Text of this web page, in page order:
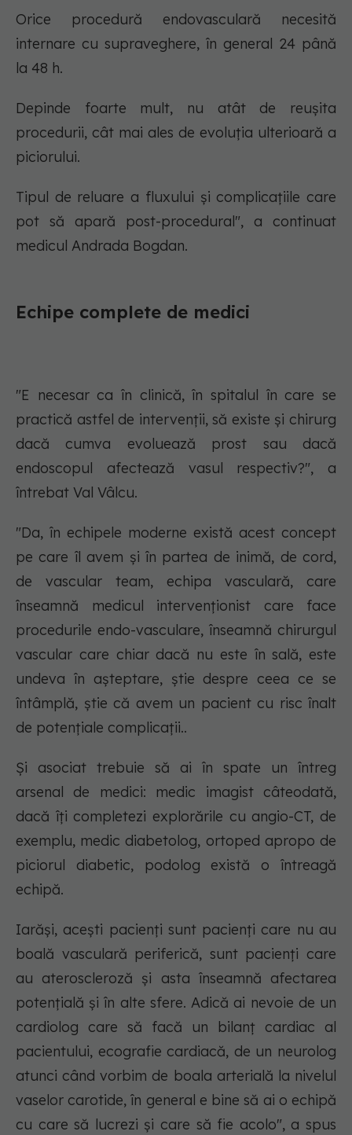
Orice procedură endovasculară necesită
internare cu supraveghere, în general 24 până
la 48 h.
Depinde foarte mult, nu atât de reușita
procedurii, cât mai ales de evoluția ulterioară a
piciorului.
Tipul de reluare a fluxului și complicațiile care
pot să apară post-procedural", a continuat
medicul Andrada Bogdan.
Echipe complete de medici
"E necesar ca în clinică, în spitalul în care se
practică astfel de intervenții, să existe și chirurg
dacă cumva evoluează prost sau dacă
endoscopul afectează vasul respectiv?", a
întrebat Val Vâlcu.
"Da, în echipele moderne există acest concept
pe care îl avem și în partea de inimă, de cord,
de vascular team, echipa vasculară, care
înseamnă medicul intervenționist care face
procedurile endo-vasculare, înseamnă chirurgul
vascular care chiar dacă nu este în sală, este
undeva în așteptare, știe despre ceea ce se
întâmplă, știe că avem un pacient cu risc înalt
de potențiale complicații..
Și asociat trebuie să ai în spate un întreg
arsenal de medici: medic imagist câteodată,
dacă îți completezi explorările cu angio-CT, de
exemplu, medic diabetolog, ortoped apropo de
piciorul diabetic, podolog există o întreagă
echipă.
Iarăși, acești pacienți sunt pacienți care nu au
boală vasculară periferică, sunt pacienți care
au ateroscleroză și asta înseamnă afectarea
potențială și în alte sfere. Adică ai nevoie de un
cardiolog care să facă un bilanț cardiac al
pacientului, ecografie cardiacă, de un neurolog
atunci când vorbim de boala arterială la nivelul
vaselor carotide, în general e bine să ai o echipă
cu care să lucrezi și care să fie acolo", a spus